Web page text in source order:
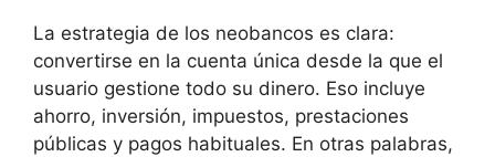
La estrategia de los neobancos es clara:
convertirse en la cuenta única desde la que el
usuario gestione todo su dinero. Eso incluye
ahorro, inversión, impuestos, prestaciones
públicas y pagos habituales. En otras palabras,